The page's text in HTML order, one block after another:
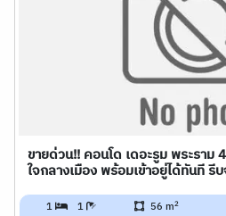
ขายด่วน!! คอนโด เดอะรูม พระราม
ใจกลางเมือง พร้อมเข้าอยู่ได้ทันที รี
1 1 56 m2